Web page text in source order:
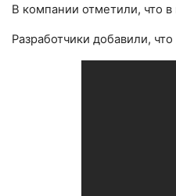
В компании отметили, что
Разработчики добавили,